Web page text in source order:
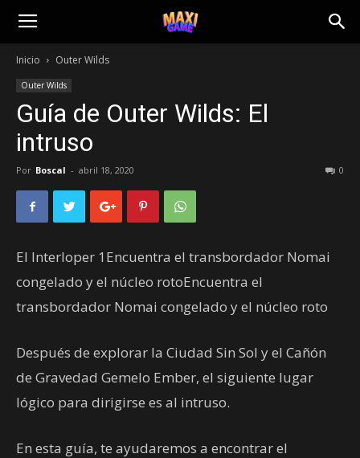
Inicio Outer Wilds
Outer Wilds
Guía de Outer Wilds: El
intruso
Por Boscal - abril 18, 2020 0
El Interloper 1Encuentra el transbordador Nomai
congelado y el núcleo rotoEncuentra el
transbordador Nomai congelado y el núcleo roto
Después de explorar la Ciudad Sin Sol y el Cañón
de Gravedad Gemelo Ember, el siguiente lugar
lógico para dirigirse es al intruso.
En esta guía, te ayudaremos a encontrar el